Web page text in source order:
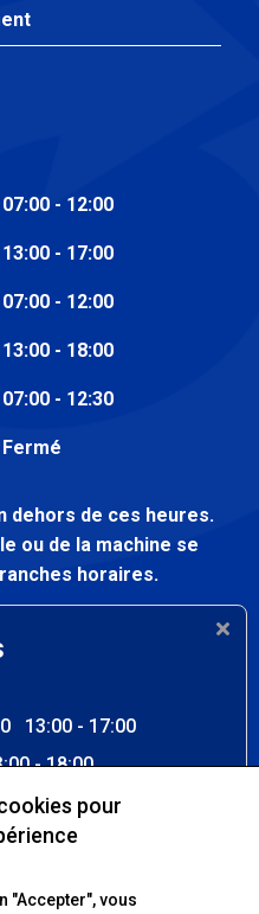
07:00 - 12:00
13:00 - 17:00
07:00 - 12:00
13:00 - 18:00
07:00 - 12:30
Fermé
dehors de ces heures.
ou de la machine se
horaires.
Fermé
13:00 - 17:00
- 18:00
de ces heures. La
la machine se fait
pour
"Accepter", vous